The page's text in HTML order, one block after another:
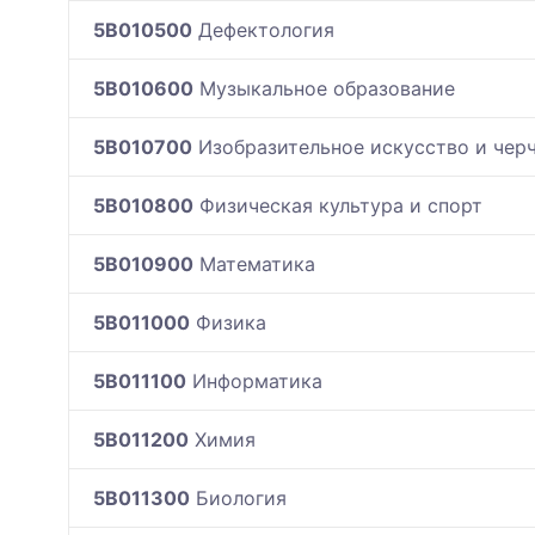
5B010500 Дефектология
5B010600 Музыкальное образование
5B010700 Изобразительное искусство и
5B010800 Физическая культура и спорт
5B010900 Математика
5B011000 Физика
5B011100 Информатика
5B011200 Химия
5B011300 Биология